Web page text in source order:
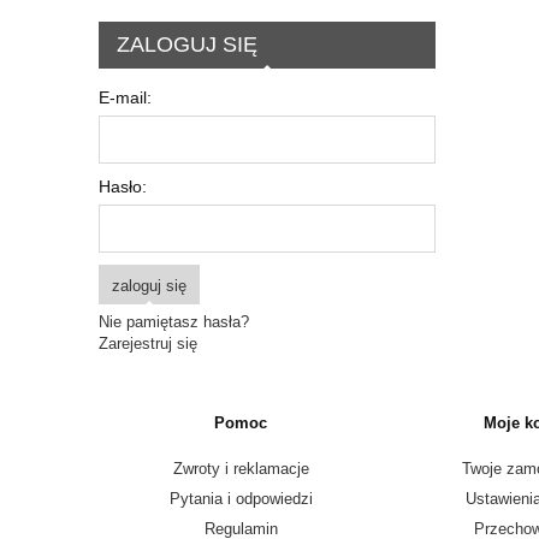
ZALOGUJ SIĘ
E-mail:
Hasło:
zaloguj się
Nie pamiętasz hasła?
Zarejestruj się
Pomoc
Zwroty i reklamacje
Pytania i odpowiedzi
Regulamin
Moje
Twoje